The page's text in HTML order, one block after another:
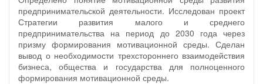
предпринимательской деятельности. Исследован проект
Стратегии развития малого и среднего
предпринимательства на период до 2030 года через
призму формирования мотивационной среды. Сделан
вывод о необходимости трехстороннего взаимодействия
бизнеса, общества и государства для полноценного
формирования мотивационной среды.